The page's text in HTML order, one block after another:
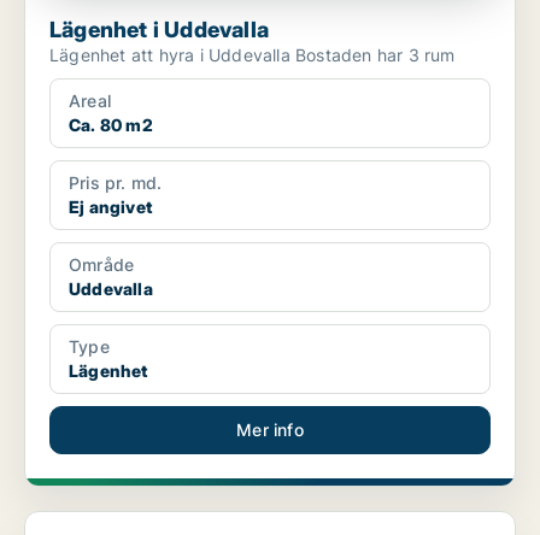
Lägenhet i Uddevalla
Lägenhet att hyra i Uddevalla Bostaden har 3 rum
Areal
Ca. 80 m2
Pris pr. md.
Ej angivet
Område
Uddevalla
Type
Lägenhet
Mer info
Lägenhet i Uddevalla